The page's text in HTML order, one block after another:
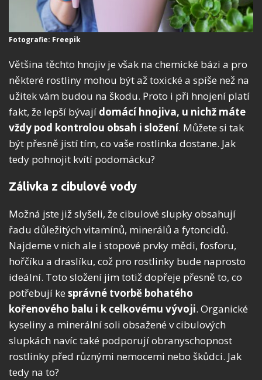
Fotografie: Freepik
Většina těchto hnojiv je však na chemické bázi a pro
některé rostliny mohou být až toxické a spíše než na
užitek vám budou na škodu. Proto i při hnojení platí
fakt, že lepší bývají domácí hnojiva, u nichž máte
vždy pod kontrolou obsah i složení. Můžete si tak
být přesně jistí tím, co vaše rostlinka dostane. Jak
tedy pohnojit kvítí podomácku?
Zálivka z cibulové vody
Možná jste již slyšeli, že cibulové slupky obsahují
řadu důležitých vitamínů, minerálů a fytoncidů.
Najdeme v nich ale i stopové prvky mědi, fosforu,
hořčíku a draslíku, což pro rostlinky bude naprosto
ideální. Toto složení jim totiž dopřeje přesně to, co
potřebují ke správné tvorbě bohatého
kořenového balu i k celkovému vývoji. Organické
kyseliny a minerální soli obsažené v cibulových
slupkách navíc také podporují obranyschopnost
rostlinky před různými nemocemi nebo škůdci. Jak
tedy na to?